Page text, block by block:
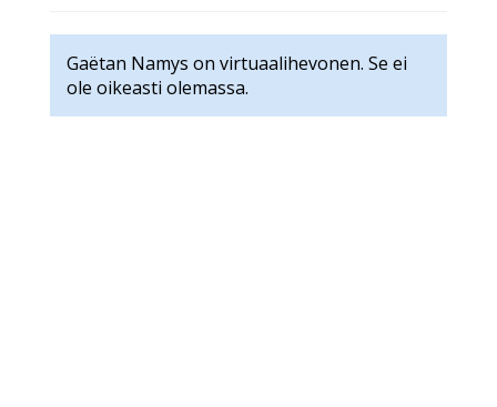
Gaëtan Namys on virtuaalihevonen. Se ei
ole oikeasti olemassa.